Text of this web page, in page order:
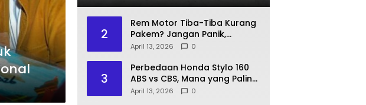
2
Rem Motor Tiba-Tiba Kurang
Pakem? Jangan Panik,
Lakukan Langkah Ini!
April 13, 2026 0
3
Perbedaan Honda Stylo 160
ABS vs CBS, Mana yang Paling
Pas?
April 13, 2026 0